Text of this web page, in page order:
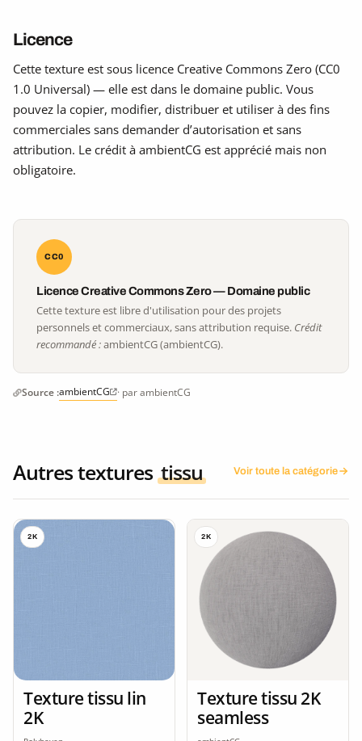
Licence
Cette texture est sous licence Creative Commons Zero (CC0
1.0 Universal) — elle est dans le domaine public. Vous
pouvez la copier, modifier, distribuer et utiliser à des fins
commerciales sans demander d’autorisation et sans
attribution. Le crédit à ambientCG est apprécié mais non
obligatoire.
CC0
Licence Creative Commons Zero — Domaine public
Cette texture est libre d'utilisation pour des projets
personnels et commerciaux, sans attribution requise. Crédit
recommandé :ambientCG (ambientCG).
Source :ambientCG · par ambientCG
Autres textures tissu Voir toute la catégorie
2K
Texture tissu lin
2K
2K
Texture tissu 2K
seamless